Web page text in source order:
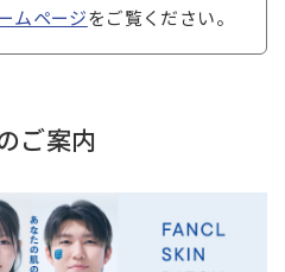
ムページをご覧ください。
ご案内